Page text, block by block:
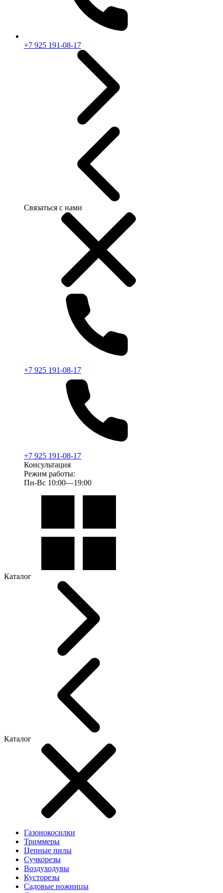
+7 925 191-08-17
Связаться с нами
+7 925 191-08-17
+7 925 191-08-17
Консультация
Режим работы:
Пн-Вс 10:00—19:00
Каталог
Каталог
Газонокосилки
Триммеры
Цепные пилы
Cучкорезы
Воздуходувы
Кусторезы
Садовые ножницы